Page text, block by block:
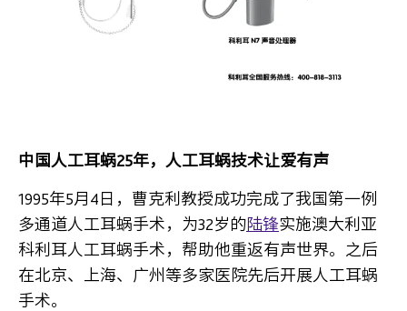
中国人工耳蜗25年，人工耳蜗技术让爱有声
1995年5月4日，曹克利教授成功完成了我国第一例
多通道人工耳蜗手术，为32岁的陆锋实施澳大利亚
科利耳人工耳蜗手术，帮助他重返有声世界。之后
在北京、上海、广州等多家医院先后开展人工耳蜗
手术。